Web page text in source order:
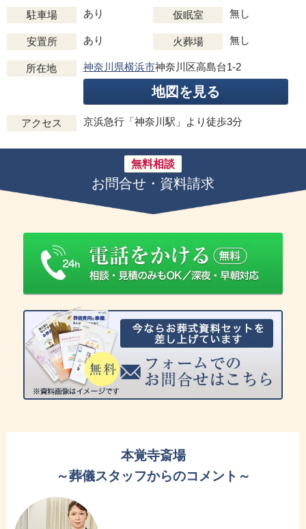
駐車場 あり 仮眠室 無し
安置所 あり 火葬場 無し
所在地 神奈川県横浜市神奈川区高島台1-2
地図を見る
アクセス 京浜急行「神奈川駅」より徒歩3分
無料相談
お問合せ・資料請求
本覚寺斎場
～葬儀スタッフからのコメント～